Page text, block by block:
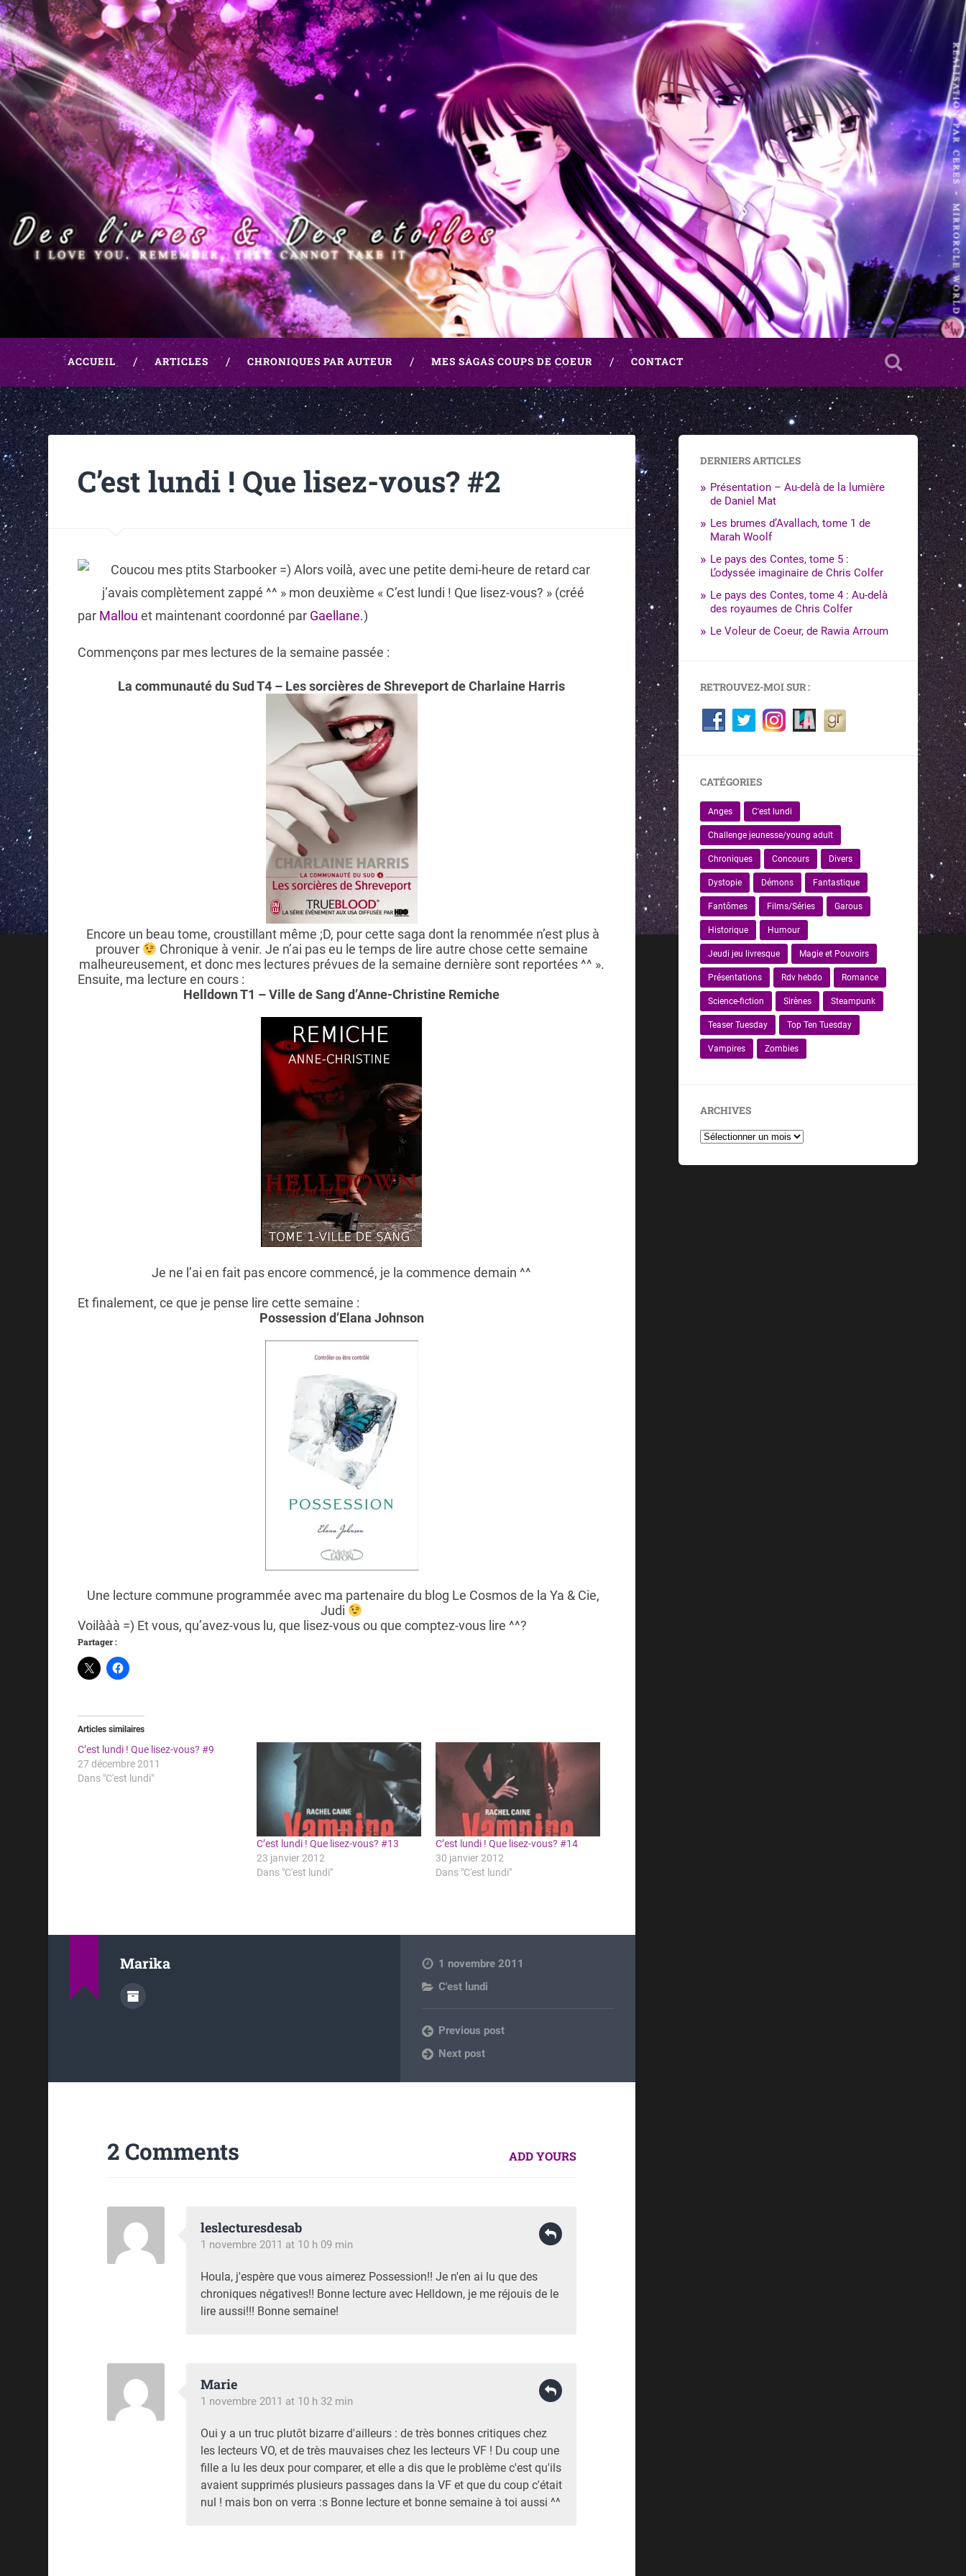
ACCUEIL ARTICLES CHRONIQUES PAR AUTEUR MES SAGAS COUPS DE COEUR CONTACT
C’est lundi ! Que lisez-vous? #2
Coucou mes ptits Starbooker =) Alors voilà, avec une petite demi-heure de retard car
j’avais complètement zappé ^^ » mon deuxième « C’est lundi ! Que lisez-vous? » (créé
par Mallou et maintenant coordonné par Gaellane.)
Commençons par mes lectures de la semaine passée :
La communauté du Sud T4 – Les sorcières de Shreveport de Charlaine Harris
Encore un beau tome, croustillant même ;D, pour cette saga dont la renommée n’est plus à
prouver
Chronique à venir. Je n’ai pas eu le temps de lire autre chose cette semaine
malheureusement, et donc mes lectures prévues de la semaine dernière sont reportées ^^ ».
Ensuite, ma lecture en cours :
Helldown T1 – Ville de Sang d’Anne-Christine Remiche
Je ne l’ai en fait pas encore commencé, je la commence demain ^^
Et finalement, ce que je pense lire cette semaine :
Possession d’Elana Johnson
Une lecture commune programmée avec ma partenaire du blog Le Cosmos de la Ya & Cie,
Judi
Voilààà =) Et vous, qu’avez-vous lu, que lisez-vous ou que comptez-vous lire ^^?
Partager :
Articles similaires
C’est lundi ! Que lisez-vous? #9
27 décembre 2011
Dans "C'est lundi"
C’est lundi ! Que lisez-vous? #13
23 janvier 2012
Dans "C'est lundi"
C’est lundi ! Que lisez-vous? #14
30 janvier 2012
Dans "C'est lundi"
Marika
1 novembre 2011
C'est lundi
Previous post
Next post
2 Comments ADD YOURS
leslecturesdesab
1 novembre 2011 at 10 h 09 min
Houla, j'espère que vous aimerez Possession!! Je n'en ai lu que des
chroniques négatives!! Bonne lecture avec Helldown, je me réjouis de le
lire aussi!!! Bonne semaine!
Marie
1 novembre 2011 at 10 h 32 min
Oui y a un truc plutôt bizarre d'ailleurs : de très bonnes critiques chez
les lecteurs VO, et de très mauvaises chez les lecteurs VF ! Du coup une
fille a lu les deux pour comparer, et elle a dis que le problème c'est qu'ils
avaient supprimés plusieurs passages dans la VF et que du coup c'était
nul ! mais bon on verra :s Bonne lecture et bonne semaine à toi aussi ^^
DERNIERS ARTICLES
Présentation – Au-delà de la lumière
de Daniel Mat
Les brumes d’Avallach, tome 1 de
Marah Woolf
Le pays des Contes, tome 5 :
L’odyssée imaginaire de Chris Colfer
Le pays des Contes, tome 4 : Au-delà
des royaumes de Chris Colfer
Le Voleur de Coeur, de Rawia Arroum
RETROUVEZ-MOI SUR :
CATÉGORIES
Anges C'est lundi
Challenge jeunesse/young adult
Chroniques Concours Divers
Dystopie Démons Fantastique
Fantômes Films/Séries Garous
Historique Humour
Jeudi jeu livresque Magie et Pouvoirs
Présentations Rdv hebdo Romance
Science-fiction Sirènes Steampunk
Teaser Tuesday Top Ten Tuesday
Vampires Zombies
ARCHIVES